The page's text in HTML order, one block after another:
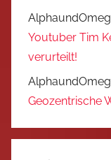
Youtuber Tim
verurteilt!
Geozentrische